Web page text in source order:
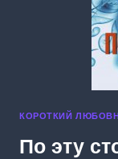
КОРОТКИЙ
По эту